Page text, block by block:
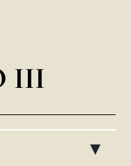
DEUTSCH
III
▸